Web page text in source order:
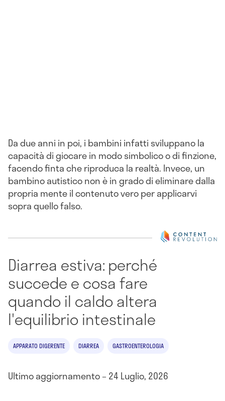
Da due anni in poi, i bambini infatti sviluppano la
capacità di giocare in modo simbolico o di finzione,
facendo finta che riproduca la realtà. Invece, un
bambino autistico non è in grado di eliminare dalla
propria mente il contenuto vero per applicarvi
sopra quello falso.
Diarrea estiva: perché
succede e cosa fare
quando il caldo altera
l'equilibrio intestinale
APPARATO DIGERENTE DIARREA GASTROENTEROLOGIA
Ultimo aggiornamento – 24 Luglio, 2026